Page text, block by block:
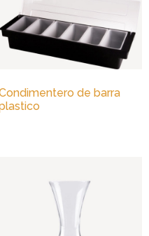
de barra